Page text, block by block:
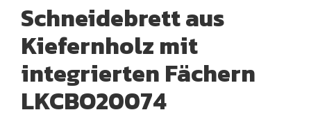
Schneidebrett aus
Kiefernholz mit
integrierten Fächern
LKCBO20074